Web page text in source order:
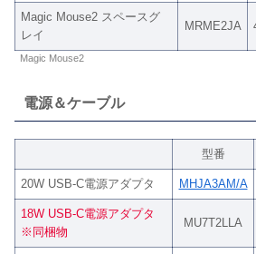
Magic Mouse2 スペースグ
レイ
MRME2JA
Magic Mouse2
電源＆ケーブル
型番
20W USB-C電源アダプタ MHJA3AM/A
18W USB-C電源アダプタ
※同梱物
MU7T2LLA